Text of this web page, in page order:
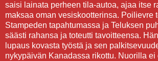
saisi lainata perheen tila-autoa, ajaa itse
maksaa oman vesiskootterinsa. Poilievre
Stampeden tapahtumassa ja Teluksen
säästi rahansa ja toteutti tavoitteensa.
lupaus kovasta työstä ja sen
nykypäivän Kanadassa rikottu. Nuorilla ei